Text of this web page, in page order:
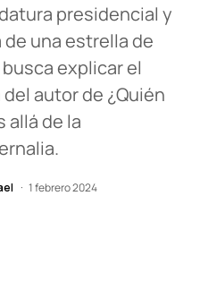
presidencial y
una estrella de
explicar el
autor de ¿Quién
allá de la
1 febrero 2024